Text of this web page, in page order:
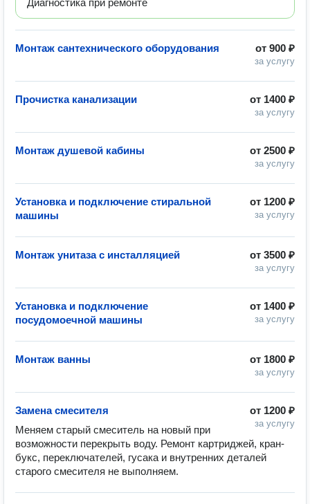
Диагностика при ремонте
от 900 ₽
за услугу
Монтаж сантехнического оборудования
от 1400 ₽
за услугу
Прочистка канализации
от 2500 ₽
за услугу
Монтаж душевой кабины
от 1200 ₽
за услугу
Установка и подключение стиральной
машины
от 3500 ₽
за услугу
Монтаж унитаза с инсталляцией
от 1400 ₽
за услугу
Установка и подключение
посудомоечной машины
от 1800 ₽
за услугу
Монтаж ванны
от 1200 ₽
за услугу
Замена смесителя
Меняем старый смеситель на новый при
возможности перекрыть воду. Ремонт картриджей, кран-
букс, переключателей, гусака и внутренних деталей
старого смесителя не выполняем.